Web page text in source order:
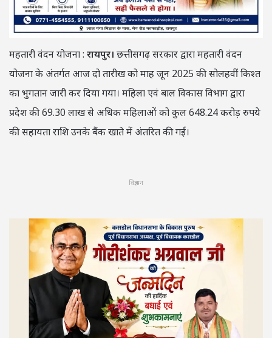
महतारी वंदन योजना : रायपुर। छत्तीसगढ़ सरकार द्वारा महतारी वंदन
योजना के अंतर्गत आज दो तारीख को माह जून 2025 की सोलहवीं किश्त
का भुगतान जारी कर दिया गया। महिला एवं बाल विकास विभाग द्वारा
प्रदेश की 69.30 लाख से अधिक महिलाओं को कुल 648.24 करोड़ रुपये
की सहायता राशि उनके बैंक खाते में अंतरित की गई।
विज्ञापन